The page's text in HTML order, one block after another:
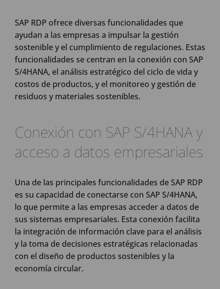
SAP RDP ofrece diversas funcionalidades que
ayudan a las empresas a impulsar la gestión
sostenible y el cumplimiento de regulaciones. Estas
funcionalidades se centran en la conexión con SAP
S/4HANA, el análisis estratégico del ciclo de vida y
costos de productos, y el monitoreo y gestión de
residuos y materiales sostenibles.
Conexión con SAP S/4HANA y
acceso a datos empresariales
Una de las principales funcionalidades de SAP RDP
es su capacidad de conectarse con SAP S/4HANA,
lo que permite a las empresas acceder a datos de
sus sistemas empresariales. Esta conexión facilita
la integración de información clave para el análisis
y la toma de decisiones estratégicas relacionadas
con el diseño de productos sostenibles y la
economía circular.